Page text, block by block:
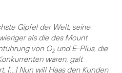
Gipfel der Welt, seine
als die des Mount
von O2und E-Plus, die
waren, galt
[…] Nun will Haas den Kunden